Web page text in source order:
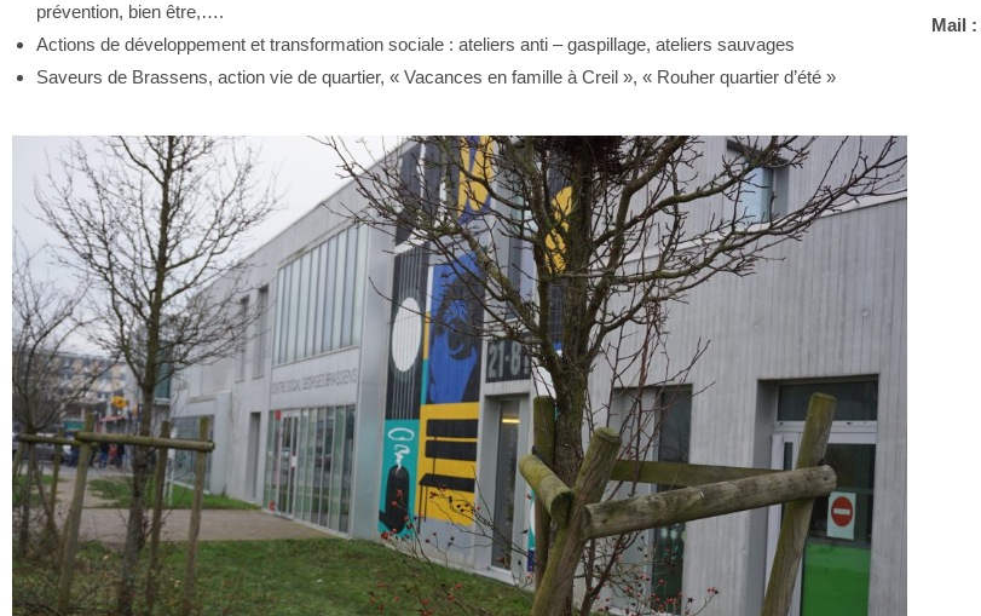
prévention, bien être,….
Actions de développement et transformation sociale : ateliers anti – gaspillage, ateliers sauvages
Saveurs de Brassens, action vie de quartier, « Vacances en famille à Creil », « Rouher quartier d’été »
Mail :